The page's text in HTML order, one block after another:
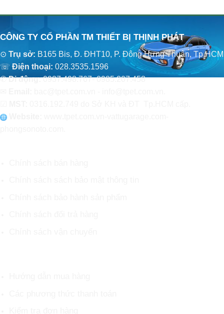
CÔNG TY CỔ PHẦN TM THIẾT BỊ THỊNH PHÁT
⊙ Trụ sở: B165 Bis, Đ. ĐHT10, P. Đông Hưng Thuận, Tp.HCM
☏ Điện thoại: 028.3535.1596
✆Di động:0937.498.767- 0985.207.458